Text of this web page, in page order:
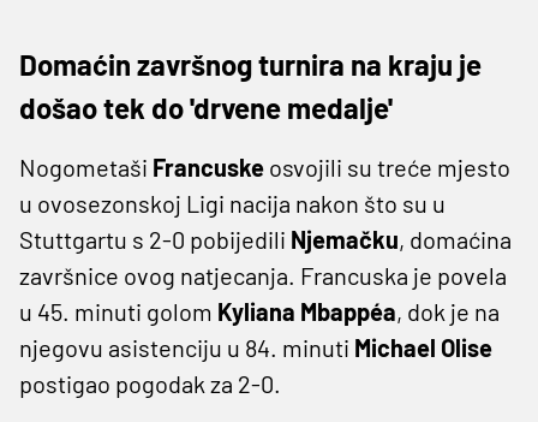
Domaćin završnog turnira na kraju je
došao tek do 'drvene medalje'
Nogometaši Francuske osvojili su treće mjesto
u ovosezonskoj Ligi nacija nakon što su u
Stuttgartu s 2-0 pobijedili Njemačku, domaćina
završnice ovog natjecanja. Francuska je povela
u 45. minuti golom Kyliana Mbappéa, dok je na
njegovu asistenciju u 84. minuti Michael Olise
postigao pogodak za 2-0.